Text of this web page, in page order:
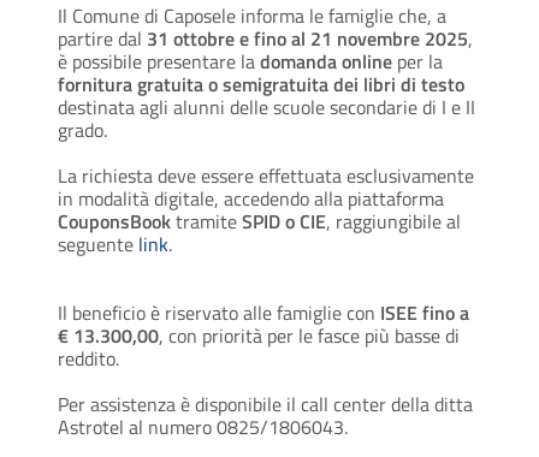
Il Comune di Caposele informa le famiglie che, a
partire dal 31 ottobre e fino al 21 novembre 2025,
è possibile presentare ladomanda online per la
fornitura gratuita o semigratuita dei libri di testo
destinata agli alunni delle scuole secondarie di I e II
grado.
La richiesta deve essere effettuata esclusivamente
in modalità digitale, accedendo alla piattaforma
CouponsBooktramiteSPID o CIE, raggiungibile al
seguente link.
Il beneficio è riservato alle famiglie con ISEE fino a
€ 13.300,00, con priorità per le fasce più basse di
reddito.
Per assistenza è disponibile il call center della ditta
Astrotel al numero 0825/1806043.